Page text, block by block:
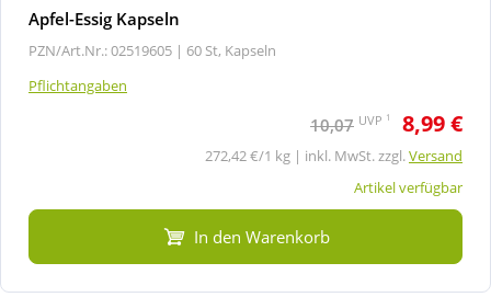
Apfel-Essig Kapseln
PZN/Art.Nr.: 02519605 | 60 St, Kapseln
Pflichtangaben
10,07 UVP 1 8,99 €
272,42 €/1 kg | inkl. MwSt. zzgl.Versand
Artikel verfügbar
In den Warenkorb